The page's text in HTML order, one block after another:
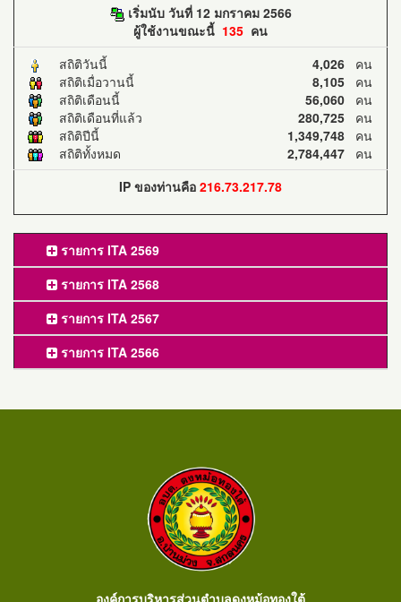
เริ่มนับ วันที่ 12 มกราคม 2566
ผู้ใช้งานขณะนี้ 135 คน
สถิติวันนี้
4,026 คน
สถิติเมื่อวานนี้
8,105 คน
สถิติเดือนนี้
56,060 คน
สถิติเดือนที่แล้ว
280,725 คน
สถิติปีนี้
1,349,748 คน
สถิติทั้งหมด
2,784,447 คน
IP ของท่านคือ 216.73.217.78
รายการ ITA 2569
รายการ ITA 2568
รายการ ITA 2567
รายการ ITA 2566